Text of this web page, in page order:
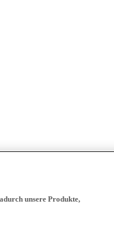
unsere Produkte,